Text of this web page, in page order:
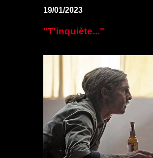
19/01/2023
"T'inquiète..."